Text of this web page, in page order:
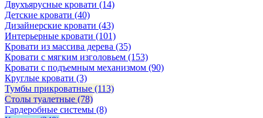
Двухъярусные кровати (14)
Детские кровати (40)
Дизайнерские кровати (43)
Интерьерные кровати (101)
Кровати из массива дерева (35)
Кровати с мягким изголовьем (153)
Кровати с подъемным механизмом (90)
Круглые кровати (3)
Тумбы прикроватные (113)
Столы туалетные (78)
Гардеробные системы (8)